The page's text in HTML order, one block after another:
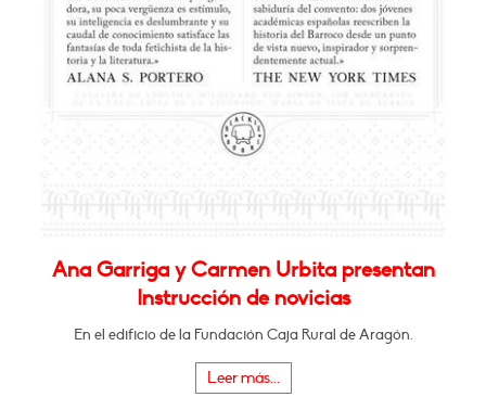
Ana Garriga y Carmen Urbita presentan
Instrucción de novicias
En el edificio de la Fundación Caja Rural de Aragón.
Leer más...